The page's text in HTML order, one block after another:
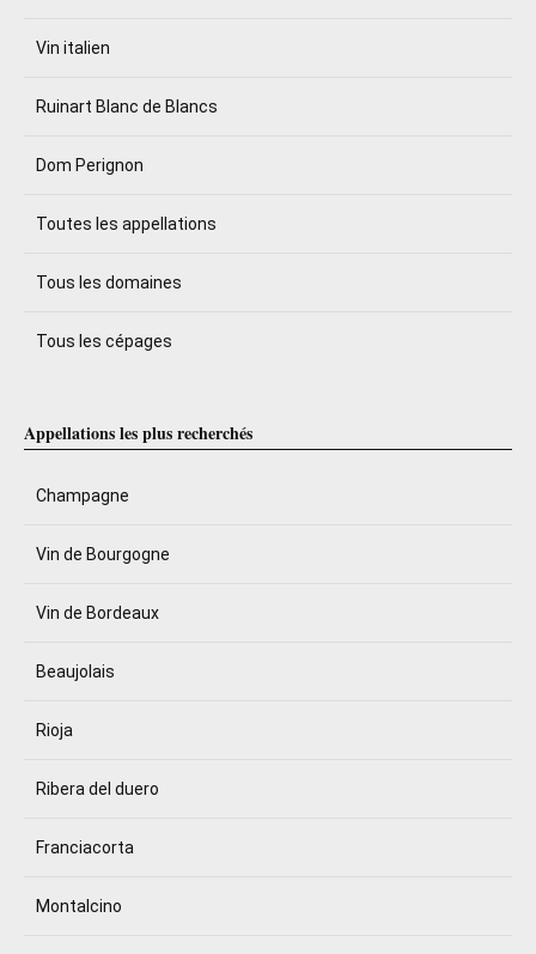
Vin italien
Ruinart Blanc de Blancs
Dom Perignon
Toutes les appellations
Tous les domaines
Tous les cépages
Appellations les plus recherchés
Champagne
Vin de Bourgogne
Vin de Bordeaux
Beaujolais
Rioja
Ribera del duero
Franciacorta
Montalcino